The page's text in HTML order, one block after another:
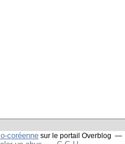
coréenne sur le portail Overblog